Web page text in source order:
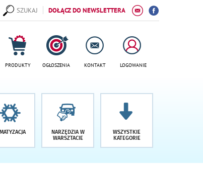
DOŁĄCZ DO NEWSLETTERA
SZUKAJ
PRODUKTY OGŁOSZENIA KONTAKT LOGOWANIE
NARZĘDZIA W
WARSZTACIE
WSZYSTKIE
KATEGORIE